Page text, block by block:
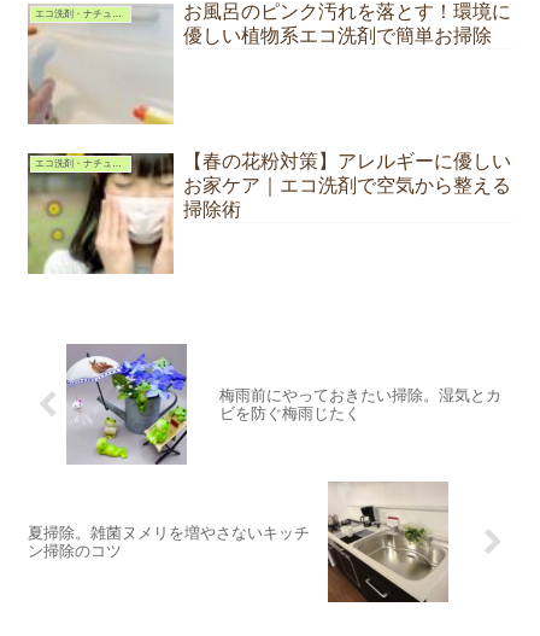
エコ洗剤・ナチュラルクリーニング
お風呂のピンク汚れを落とす！環境に
優しい植物系エコ洗剤で簡単お掃除
【春の花粉対策】アレルギーに優しい
お家ケア｜エコ洗剤で空気から整える
掃除術
梅雨前にやっておきたい掃除。湿気とカ
ビを防ぐ梅雨じたく
夏掃除。雑菌ヌメリを増やさないキッチ
ン掃除のコツ